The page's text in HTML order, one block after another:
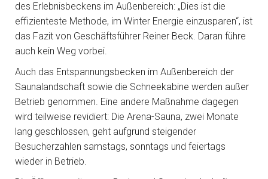
des Erlebnisbeckens im Außenbereich: „Dies ist die
effizienteste Methode, im Winter Energie einzusparen“, ist
das Fazit von Geschäftsführer Reiner Beck. Daran führe
auch kein Weg vorbei.
Auch das Entspannungsbecken im Außenbereich der
Saunalandschaft sowie die Schneekabine werden außer
Betrieb genommen. Eine andere Maßnahme dagegen
wird teilweise revidiert: Die Arena-Sauna, zwei Monate
lang geschlossen, geht aufgrund steigender
Besucherzahlen samstags, sonntags und feiertags
wieder in Betrieb.